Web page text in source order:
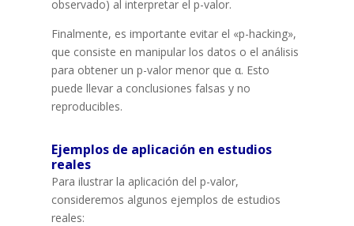
observado) al interpretar el p-valor.
Finalmente, es importante evitar el «p-hacking»,
que consiste en manipular los datos o el análisis
para obtener un p-valor menor que α. Esto
puede llevar a conclusiones falsas y no
reproducibles.
Ejemplos de aplicación en estudios
reales
Para ilustrar la aplicación del p-valor,
consideremos algunos ejemplos de estudios
reales: